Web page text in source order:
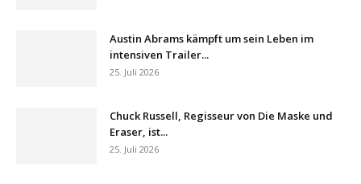
Austin Abrams kämpft um sein Leben im
intensiven Trailer...
25. Juli 2026
Chuck Russell, Regisseur von Die Maske und
Eraser, ist...
25. Juli 2026